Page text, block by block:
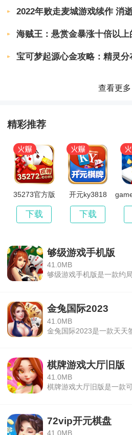
4、真实玩家的100%在线
真实，与专家的竞争激烈刺
1、一种新的活动玩法，参
2、有一个公平的游戏机制
玩，而不用担心游戏的公平
3、最新版本的拥有目前最
的游戏氛围，玩家和谐友好
4、拒绝注册各种账户，
统，快速在线注册并获得VIP
斗牛牛最新版特征
2022年败走麦城游戏续作 消
宝可梦起源心金攻略：精灵分
查看更多
精彩推荐
35273官方版
下载
开元ky3818
下载
够级游戏手机版
41.0MB
金兔国际2023
41.0MB
棋牌游戏大厅旧版
41.0MB
72vip开元棋盘
41.0MB